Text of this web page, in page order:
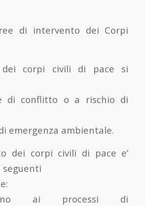
di intervento dei Corpi
dei corpi civili di pace si
di conflitto o a rischio di
emergenza ambientale.
dei corpi civili di pace e’
seguenti
ai processi di